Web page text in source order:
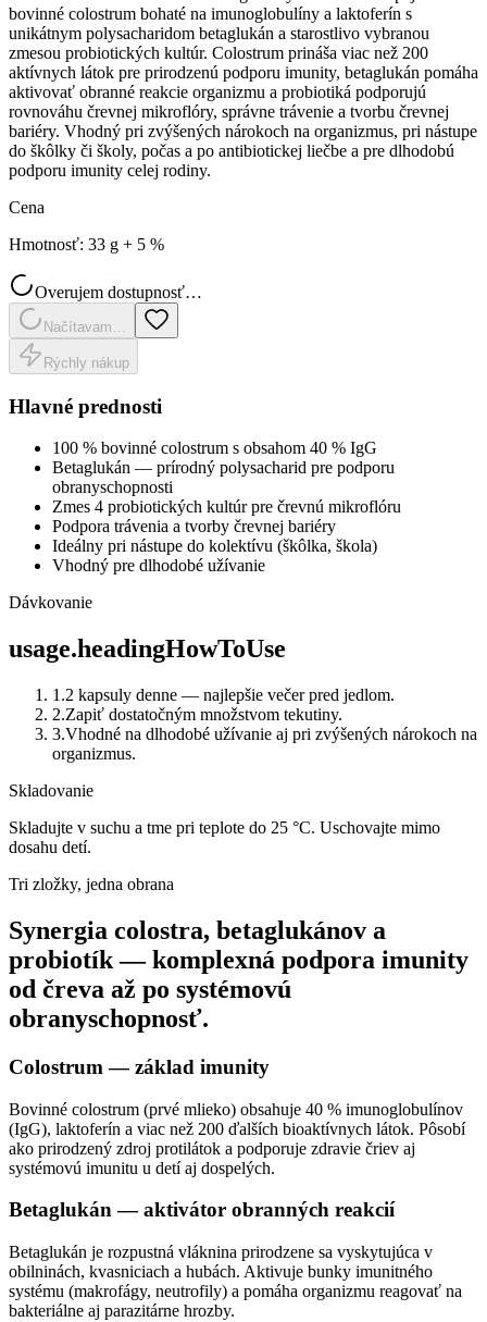
bovinné colostrum bohaté na imunoglobulíny a laktoferín s
unikátnym polysacharidom betaglukán a starostlivo vybranou
zmesou probiotických kultúr. Colostrum prináša viac než 200
aktívnych látok pre prirodzenú podporu imunity, betaglukán pomáha
aktivovať obranné reakcie organizmu a probiotiká podporujú
rovnováhu črevnej mikroflóry, správne trávenie a tvorbu črevnej
bariéry. Vhodný pri zvýšených nárokoch na organizmus, pri nástupe
do škôlky či školy, počas a po antibiotickej liečbe a pre dlhodobú
podporu imunity celej rodiny.
Cena
Hmotnosť: 33 g + 5 %
Overujem dostupnosť…
Načítavam…
Rýchly nákup
Hlavné prednosti
100 % bovinné colostrum s obsahom 40 % IgG
Betaglukán — prírodný polysacharid pre podporu
obranyschopnosti
Zmes 4 probiotických kultúr pre črevnú mikroflóru
Podpora trávenia a tvorby črevnej bariéry
Ideálny pri nástupe do kolektívu (škôlka, škola)
Vhodný pre dlhodobé užívanie
Dávkovanie
usage.headingHowToUse
1 .2 kapsuly denne — najlepšie večer pred jedlom.
2.Zapiť dostatočným množstvom tekutiny.
3.Vhodné na dlhodobé užívanie aj pri zvýšených nárokoch na
organizmus.
Skladovanie
Skladujte v suchu a tme pri teplote do 25 °C. Uschovajte mimo
dosahu detí.
Tri zložky, jedna obrana
Synergia colostra, betaglukánov a
probiotík — komplexná podpora imunity
od čreva až po systémovú
obranyschopnosť.
Colostrum — základ imunity
Bovinné colostrum (prvé mlieko) obsahuje 40 % imunoglobulínov
(IgG), laktoferín a viac než 200 ďalších bioaktívnych látok. Pôsobí
ako prirodzený zdroj protilátok a podporuje zdravie čriev aj
systémovú imunitu u detí aj dospelých.
Betaglukán — aktivátor obranných reakcií
Betaglukán je rozpustná vláknina prirodzene sa vyskytujúca v
obilninách, kvasniciach a hubách. Aktivuje bunky imunitného
systému (makrofágy, neutrofily) a pomáha organizmu reagovať na
bakteriálne aj parazitárne hrozby.